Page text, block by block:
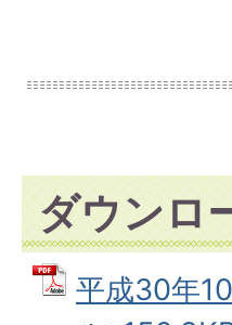
ダウンロ
平成30年